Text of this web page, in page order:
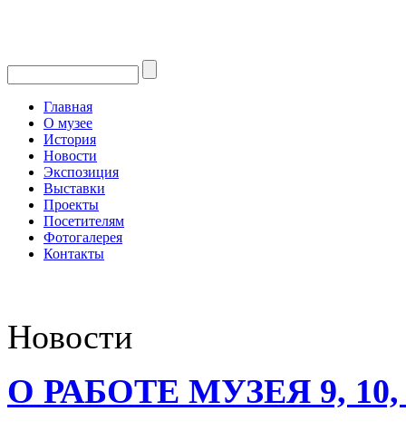
Главная
О музее
История
Новости
Экспозиция
Выставки
Проекты
Посетителям
Фотогалерея
Контакты
Новости
О РАБОТЕ МУЗЕЯ 9,